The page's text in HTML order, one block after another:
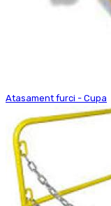
Atasament furci - Cupa